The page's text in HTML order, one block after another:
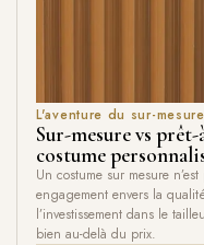
L'aventure du sur-mesure
Sur-mesure vs
costume
Un costume sur mesure
engagement envers la
l’investissement dans le
bien au-delà du prix.